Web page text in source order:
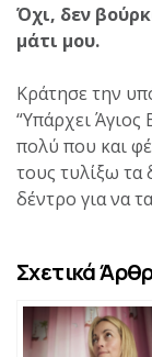
Όχι, δεν
μάτι μου.
Κράτησε την
“Υπάρχει Άγιος
πολύ που και
τους τυλίξω
δέντρο για να
Σχετικά